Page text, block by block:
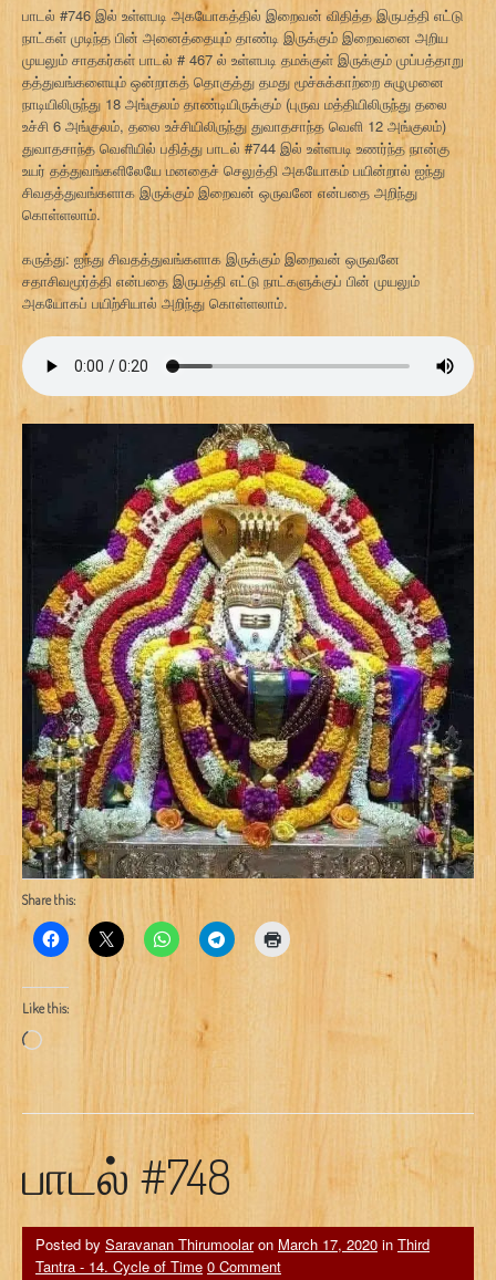
பாடல் #746 இல் உள்ளபடி அகயோகத்தில் இறைவன் விதித்த இருபத்தி எட்டு
நாட்கள் முடிந்த பின் அனைத்தையும் தாண்டி இருக்கும் இறைவனை அறிய
முயலும் சாதகர்கள் பாடல் # 467 ல் உள்ளபடி தமக்குள் இருக்கும் முப்பத்தாறு
தத்துவங்களையும் ஒன்றாகத் தொகுத்து தமது மூச்சுக்காற்றை சுழுமுனை
நாடியிலிருந்து 18 அங்குலம் தாண்டியிருக்கும் (புருவ மத்தியிலிருந்து தலை
உச்சி 6 அங்குலம், தலை உச்சியிலிருந்து துவாதசாந்த வெளி 12 அங்குலம்)
துவாதசாந்த வெளியில் பதித்து பாடல் #744 இல் உள்ளபடி உணர்ந்த நான்கு
உயர் தத்துவங்களிலேயே மனதைச் செலுத்தி அகயோகம் பயின்றால் ஐந்து
சிவதத்துவங்களாக இருக்கும் இறைவன் ஒருவனே என்பதை அறிந்து
கொள்ளலாம்.
கருத்து: ஐந்து சிவதத்துவங்களாக இருக்கும் இறைவன் ஒருவனே
சதாசிவமூர்த்தி என்பதை இருபத்தி எட்டு நாட்களுக்குப் பின் முயலும்
அகயோகப் பயிற்சியால் அறிந்து கொள்ளலாம்.
Share this:
Like this:
Loading…
பாடல் #748
Posted by Saravanan Thirumoolaron March 17, 2020 in Third
Tantra - 14. Cycle of Time 0 Comment